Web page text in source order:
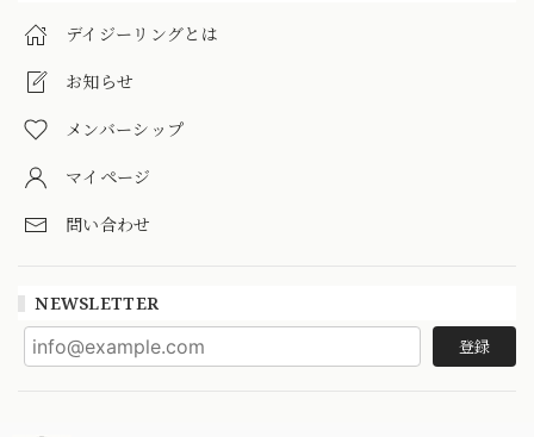
デイジーリングとは
お知らせ
メンバーシップ
マイページ
問い合わせ
NEWSLETTER
登録